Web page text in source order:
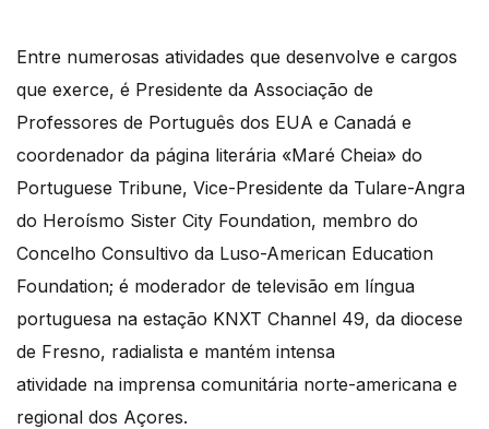
Entre numerosas atividades que desenvolve e cargos
que exerce, é Presidente da Associação de
Professores de Português dos EUA e Canadá e
coordenador da página literária «Maré Cheia» do
Portuguese Tribune, Vice-Presidente da Tulare-Angra
do Heroísmo Sister City Foundation, membro do
Concelho Consultivo da Luso-American Education
Foundation; é moderador de televisão em língua
portuguesa na estação KNXT Channel 49, da diocese
de Fresno, radialista e mantém intensa
atividade na imprensa comunitária norte-americana e
regional dos Açores.